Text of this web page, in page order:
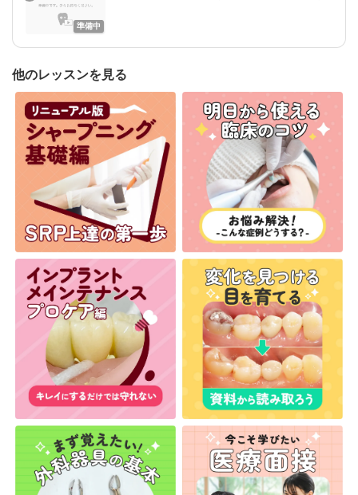
準備中
他のレッスンを見る